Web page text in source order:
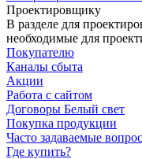
Проектировщику
В разделе для
необходимые для
Покупателю
Каналы сбыта
Акции
Работа с сайтом
Договоры Белый свет
Покупка продукции
Часто задаваемые
Где купить?